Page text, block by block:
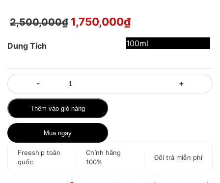
2,500,000₫ 1,750,000₫
Dung Tích 100ml
- +
Thêm vào giỏ hàng
Mua ngay
Freeship toàn
quốc
Chính hãng
100%
Đổi trả miễn phí